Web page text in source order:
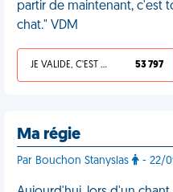
partir de maintenant, c'est
chat." VDM
JE VALIDE, C'EST UNE VDM 53 797
Ma régie
Par Bouchon Stanyslas - 22/